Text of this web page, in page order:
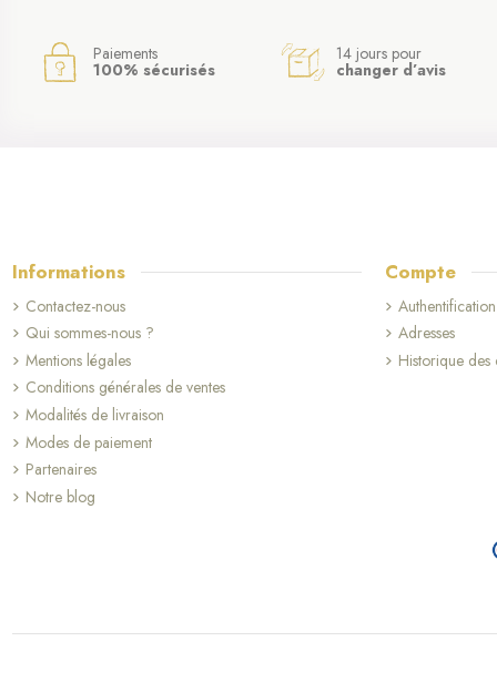
Paiements
100% sécurisés
14 jours pour
changer d’avis
Informations
Contactez-nous
Qui sommes-nous ?
Mentions légales
Conditions générales de ventes
Modalités de livraison
Modes de paiement
Partenaires
Notre blog
Compte
Authentification
Adresses
Historique des